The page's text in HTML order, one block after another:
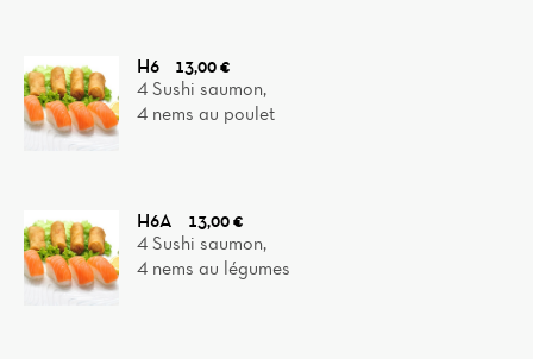
H6
13,00 €
4 Sushi saumon,
4 nems au poulet
H6A
13,00 €
4 Sushi saumon,
4 nems au légumes